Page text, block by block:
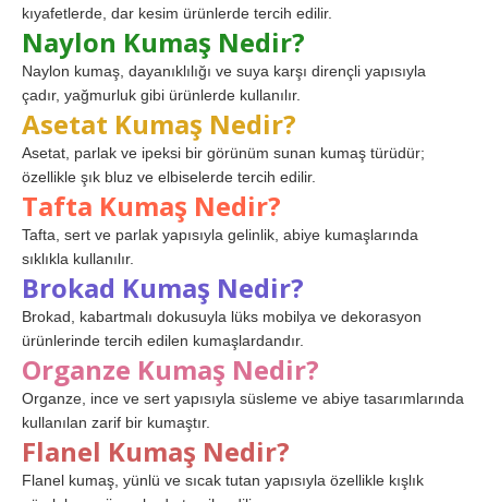
kıyafetlerde, dar kesim ürünlerde tercih edilir.
Naylon Kumaş Nedir?
Naylon kumaş, dayanıklılığı ve suya karşı dirençli yapısıyla
çadır, yağmurluk gibi ürünlerde kullanılır.
Asetat Kumaş Nedir?
Asetat, parlak ve ipeksi bir görünüm sunan kumaş türüdür;
özellikle şık bluz ve elbiselerde tercih edilir.
Tafta Kumaş Nedir?
Tafta, sert ve parlak yapısıyla gelinlik, abiye kumaşlarında
sıklıkla kullanılır.
Brokad Kumaş Nedir?
Brokad, kabartmalı dokusuyla lüks mobilya ve dekorasyon
ürünlerinde tercih edilen kumaşlardandır.
Organze Kumaş Nedir?
Organze, ince ve sert yapısıyla süsleme ve abiye tasarımlarında
kullanılan zarif bir kumaştır.
Flanel Kumaş Nedir?
Flanel kumaş, yünlü ve sıcak tutan yapısıyla özellikle kışlık